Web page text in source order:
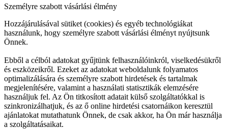
Személyre szabott vásárlási élmény
Hozzájárulásával sütiket (cookies) és egyéb technológiákat
használunk, hogy személyre szabott vásárlási élményt nyújtsunk
Önnek.
Ebből a célból adatokat gyűjtünk felhasználóinkról, viselkedésükről
és eszközeikről. Ezeket az adatokat weboldalunk folyamatos
optimalizálására és személyre szabott hirdetések és tartalmak
megjelenítésére, valamint a használati statisztikák elemzésére
használjuk fel. Az Ön titkosított adatait külső szolgáltatókkal is
szinkronizálhatjuk, és az ő online hirdetési csatornáikon keresztül
ajánlatokat mutathatunk Önnek, de csak akkor, ha Ön már használja
a szolgáltatásaikat.